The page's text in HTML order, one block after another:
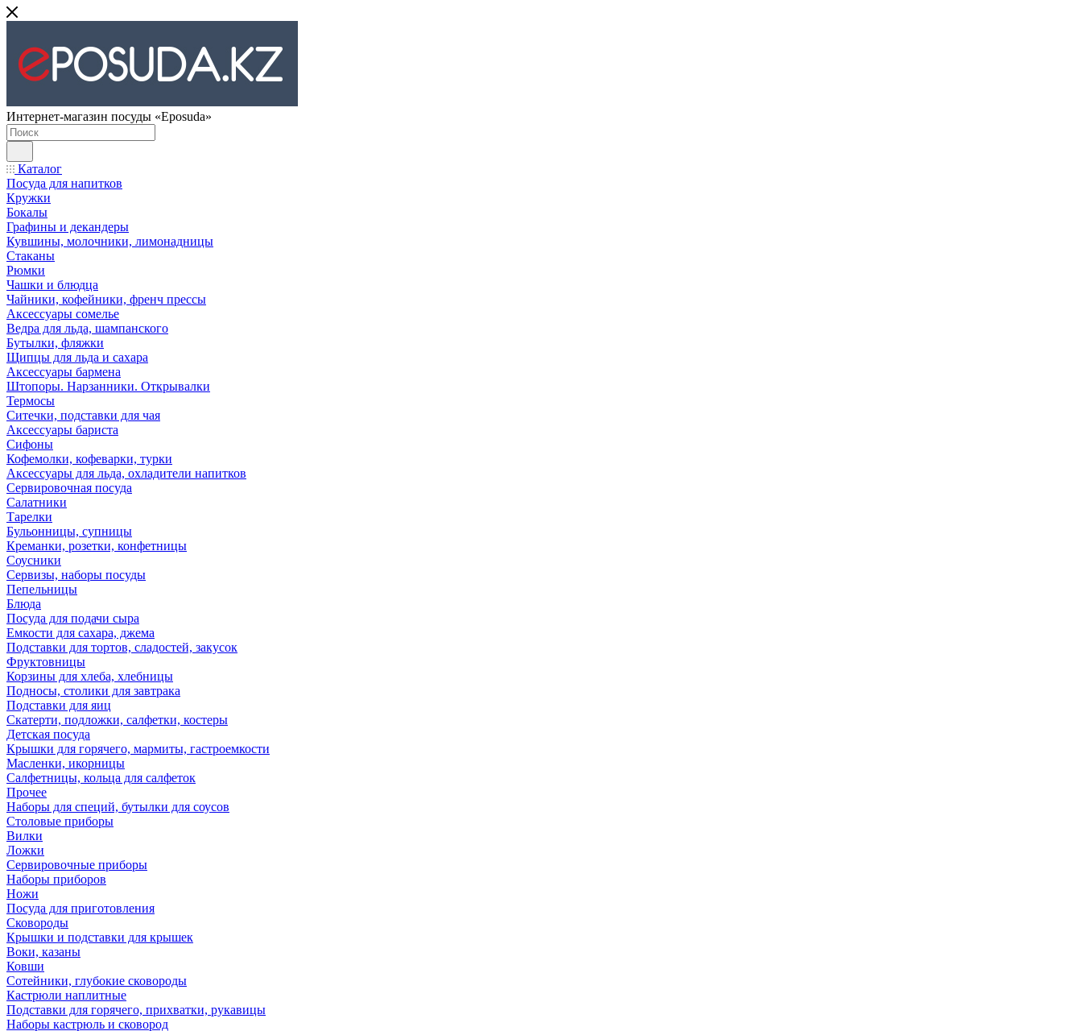
Интернет-магазин посуды «Eposuda»
Каталог
Посуда для напитков
Кружки
Бокалы
Графины и декандеры
Кувшины, молочники, лимонадницы
Стаканы
Рюмки
Чашки и блюдца
Чайники, кофейники, френч прессы
Аксессуары сомелье
Ведра для льда, шампанского
Бутылки, фляжки
Щипцы для льда и сахара
Аксессуары бармена
Штопоры. Нарзанники. Открывалки
Термосы
Ситечки, подставки для чая
Аксессуары бариста
Сифоны
Кофемолки, кофеварки, турки
Аксессуары для льда, охладители напитков
Сервировочная посуда
Салатники
Тарелки
Бульонницы, супницы
Креманки, розетки, конфетницы
Соусники
Сервизы, наборы посуды
Пепельницы
Блюда
Посуда для подачи сыра
Емкости для сахара, джема
Подставки для тортов, сладостей, закусок
Фруктовницы
Корзины для хлеба, хлебницы
Подносы, столики для завтрака
Подставки для яиц
Скатерти, подложки, салфетки, костеры
Детская посуда
Крышки для горячего, мармиты, гастроемкости
Масленки, икорницы
Салфетницы, кольца для салфеток
Прочее
Наборы для специй, бутылки для соусов
Столовые приборы
Вилки
Ложки
Сервировочные приборы
Наборы приборов
Ножи
Посуда для приготовления
Сковороды
Крышки и подставки для крышек
Воки, казаны
Ковши
Сотейники, глубокие сковороды
Кастрюли наплитные
Подставки для горячего, прихватки, рукавицы
Наборы кастрюль и сковород